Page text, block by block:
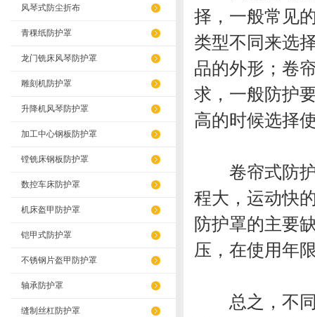
风琴式防尘折布
青稞纸防护罩
龙门铣床风琴防护罩
雕刻机防护罩
升降机风琴防护罩
加工中心钢板防护罩
镗铣床钢板防护罩
数控车床防护罩
机床盔甲防护罩
铠甲式防护罩
不锈钢片盔甲防护罩
轴承防护罩
缝制丝杠防护罩
择，一般常见
类型不同来选
品的外形；卷
求，一般防护
高的时候选择
卷帘式防护
程大，运动快
防护罩的主要
压，在使用年
总之，不同